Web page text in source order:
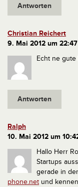
Antworten
Christian Reichert
9. Mai 2012 um 22:47
Echt ne
Antworten
Ralph
10. Mai 2012 um
Hallo Herr
Startups
gerade in
phone.net und